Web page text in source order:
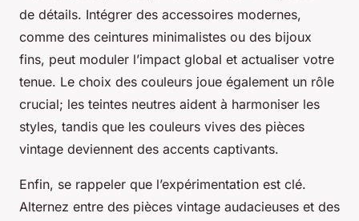
de détails. Intégrer des accessoires modernes,
comme des ceintures minimalistes ou des bijoux
fins, peut moduler l’impact global et actualiser votre
tenue. Le choix des couleurs joue également un rôle
crucial; les teintes neutres aident à harmoniser les
styles, tandis que les couleurs vives des pièces
vintage deviennent des accents captivants.
Enfin, se rappeler que l’expérimentation est clé.
Alternez entre des pièces vintage audacieuses et des